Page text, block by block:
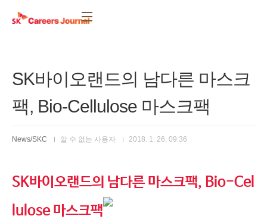
SK바이오랜드의 남다른 마스크
팩, Bio-Cellulose 마스크팩
News/SKC 알 수 없는 사용자 2018. 1. 26. 09:36
SK바이오랜드의 남다른 마스크팩, Bio-Cel
lulose 마스크팩